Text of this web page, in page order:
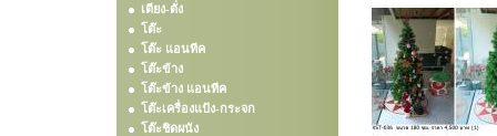
เตียง-ตั่ง
โต๊ะ
โต๊ะ แอนทีค
โต๊ะข้าง
โต๊ะข้าง แอนทีค
โต๊ะเครื่องแป้ง-กระจก
โต๊ะชิดผนัง